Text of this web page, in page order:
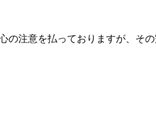
注意を払っておりますが、そ